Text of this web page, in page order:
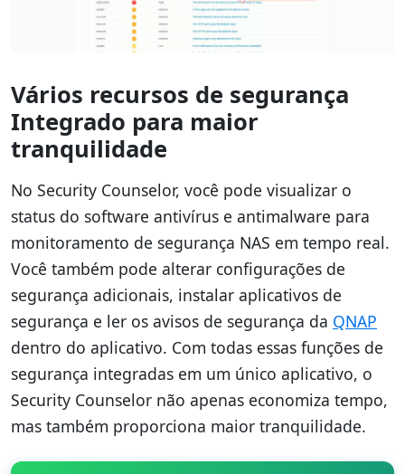
Vários recursos de segurança
Integrado para maior
tranquilidade
No Security Counselor, você pode visualizar o
status do software antivírus e antimalware para
monitoramento de segurança NAS em tempo real.
Você também pode alterar configurações de
segurança adicionais, instalar aplicativos de
segurança e ler os avisos de segurança da QNAP
dentro do aplicativo. Com todas essas funções de
segurança integradas em um único aplicativo, o
Security Counselor não apenas economiza tempo,
mas também proporciona maior tranquilidade.